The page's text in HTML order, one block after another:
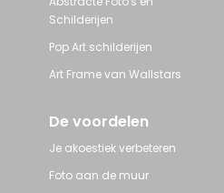
Schilderijen
Pop Art schilderijen
Art Frame van Wallstars
De voordelen
Je akoestiek verbeteren
Foto aan de muur